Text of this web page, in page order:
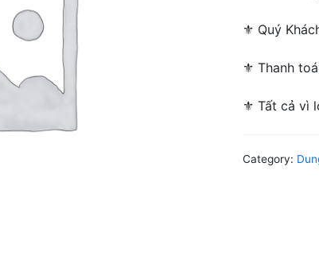
⚜ Quý
⚜ Thanh
⚜ Tất cả vì
Category: